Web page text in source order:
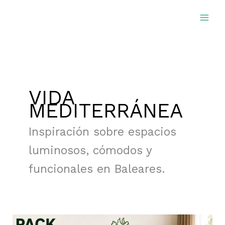
VIDA
MEDITERRÁNEA
Inspiración sobre espacios
luminosos, cómodos y
funcionales en Baleares.
Pack